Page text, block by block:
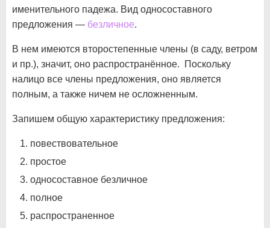
именительного падежа. Вид односоставного
предложения — безличное.
В нем имеются второстепенные члены (в саду, ветром
и пр.), значит, оно распространённое. Поскольку
налицо все члены предложения, оно является
полным, а также ничем не осложненным.
Запишем общую характеристику предложения:
повествовательное
простое
односоставное безличное
полное
распространенное